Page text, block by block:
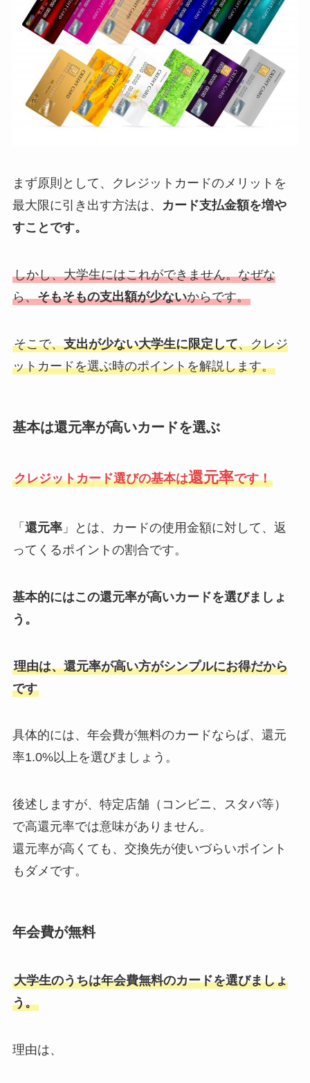
まず原則として、クレジットカードのメリットを
最大限に引き出す方法は、
カード支払金額を増や
すことです。
しかし、大学生にはこれができません。なぜな
ら、そもそもの支出額が少ないからです。
そこで、支出が少ない大学生に限定して、クレジ
ットカードを選ぶ時のポイントを解説します。
基本は還元率が高いカードを選ぶ
クレジットカード選びの基本は還元率です！
「 還元率」とは、カードの使用金額に対して、返
ってくるポイントの割合です。
基本的にはこの還元率が高いカードを選びましょ
う。
理由は、還元率が高い方がシンプルにお得だから
です
具体的には、年会費が無料のカードならば、還元
率1.0%以上を選びましょう。
後述しますが、特定店舗（コンビニ、スタバ等）
で高還元率では意味がありません。
還元率が高くても、交換先が使いづらいポイント
もダメです。
年会費が無料
大学生のうちは年会費無料のカードを選びましょ
う。
理由は、